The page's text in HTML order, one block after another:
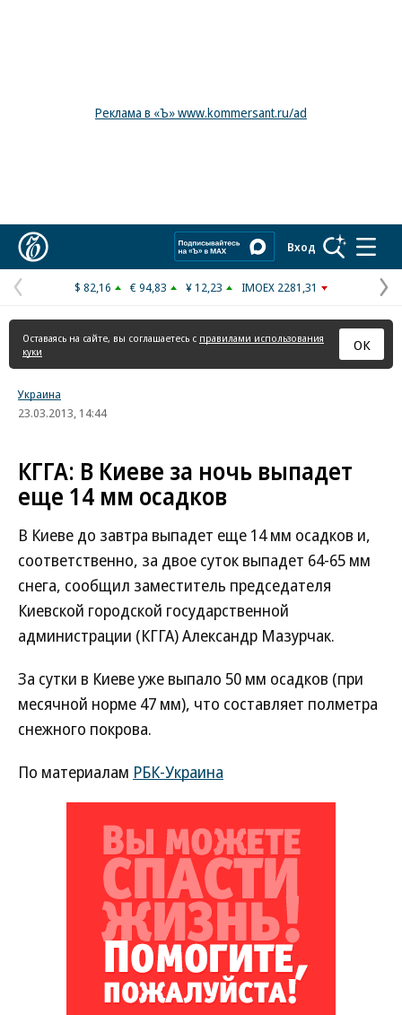
Реклама в «Ъ» www.kommersant.ru/ad
Вход
Предыдущая
страница
$ 82,16 € 94,83 ¥ 12,23 IMOEX 2281,31
Оставаясь на сайте, вы соглашаетесь с правилами использования
куки
ОК
Украина
23.03.2013, 14:44
КГГА: В Киеве за ночь выпадет
еще 14 мм осадков
В Киеве до завтра выпадет еще 14 мм осадков и,
соответственно, за двое суток выпадет 64-65 мм
снега, сообщил заместитель председателя
Киевской городской государственной
администрации (КГГА) Александр Мазурчак.
За сутки в Киеве уже выпало 50 мм осадков (при
месячной норме 47 мм), что составляет полметра
снежного покрова.
По материалам РБК-Украина